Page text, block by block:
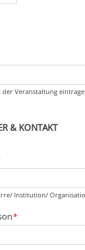
Veranstaltung
& KONTAKT
Institution/
*